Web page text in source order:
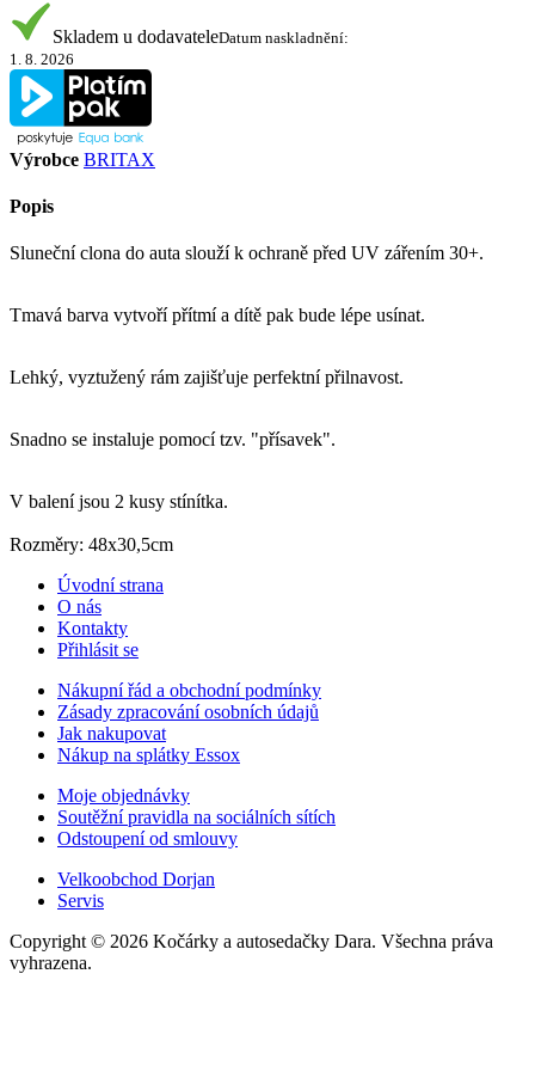
Skladem u dodavateleDatum naskladnění:
1. 8. 2026
Výrobce BRITAX
Popis
Sluneční clona do auta slouží k ochraně před UV zářením 30+.
Tmavá barva vytvoří přítmí a dítě pak bude lépe usínat.
Lehký, vyztužený rám zajišťuje perfektní přilnavost.
Snadno se instaluje pomocí tzv. "přísavek".
V balení jsou 2 kusy stínítka.
Rozměry: 48x30,5cm
Úvodní strana
O nás
Kontakty
Přihlásit se
Nákupní řád a obchodní podmínky
Zásady zpracování osobních údajů
Jak nakupovat
Nákup na splátky Essox
Moje objednávky
Soutěžní pravidla na sociálních sítích
Odstoupení od smlouvy
Velkoobchod Dorjan
Servis
Copyright © 2026 Kočárky a autosedačky Dara. Všechna práva
vyhrazena.